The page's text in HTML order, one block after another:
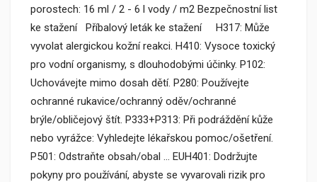
porostech: 16 ml / 2 - 6 l vody / m2 Bezpečnostní list
ke stažení Příbalový leták ke stažení H317: Může
vyvolat alergickou kožní reakci. H410: Vysoce toxický
pro vodní organismy, s dlouhodobými účinky. P102:
Uchovávejte mimo dosah dětí. P280: Používejte
ochranné rukavice/ochranný oděv/ochranné
brýle/obličejový štít. P333+P313: Při podráždění kůže
nebo vyrážce: Vyhledejte lékařskou pomoc/ošetření.
P501: Odstraňte obsah/obal … EUH401: Dodržujte
pokyny pro používání, abyste se vyvarovali rizik pro